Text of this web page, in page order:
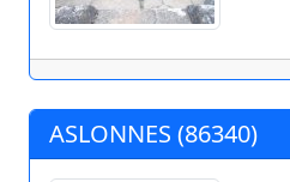
ASLONNES (86340)